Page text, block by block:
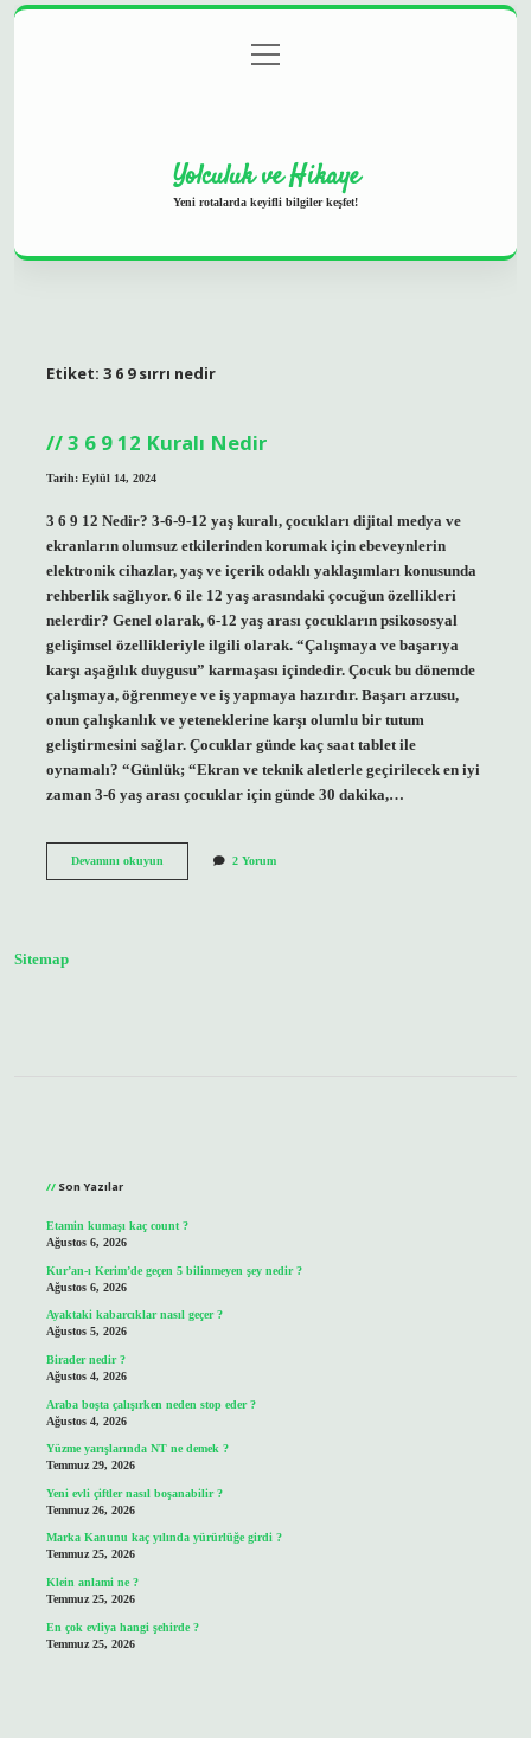
Gizlilik Politikası
menüyü
aç
Yolculuk ve Hikaye
Yeni rotalarda keyifli bilgiler keşfet!
Etiket: 3 6 9 sırrı nedir
3 6 9 12 Kuralı Nedir
Tarih: Eylül 14, 2024
3 6 9 12 Nedir? 3-6-9-12 yaş kuralı, çocukları dijital medya ve
ekranların olumsuz etkilerinden korumak için ebeveynlerin
elektronik cihazlar, yaş ve içerik odaklı yaklaşımları konusunda
rehberlik sağlıyor. 6 ile 12 yaş arasındaki çocuğun özellikleri
nelerdir? Genel olarak, 6-12 yaş arası çocukların psikososyal
gelişimsel özellikleriyle ilgili olarak. “Çalışmaya ve başarıya
karşı aşağılık duygusu” karmaşası içindedir. Çocuk bu dönemde
çalışmaya, öğrenmeye ve iş yapmaya hazırdır. Başarı arzusu,
onun çalışkanlık ve yeteneklerine karşı olumlu bir tutum
geliştirmesini sağlar. Çocuklar günde kaç saat tablet ile
oynamalı? “Günlük; “Ekran ve teknik aletlerle geçirilecek en iyi
zaman 3-6 yaş arası çocuklar için günde 30 dakika,…
Devamını okuyun3
2 Yorum
Sitemap
Son Yazılar
Etamin kumaşı kaç count ?
Ağustos 6, 2026
Kur’an-ı Kerim’de geçen 5 bilinmeyen şey nedir ?
Ağustos 6, 2026
Ayaktaki kabarcıklar nasıl geçer ?
Ağustos 5, 2026
Birader nedir ?
Ağustos 4, 2026
Araba boşta çalışırken neden stop eder ?
Ağustos 4, 2026
Yüzme yarışlarında NT ne demek ?
Temmuz 29, 2026
Yeni evli çiftler nasıl boşanabilir ?
Temmuz 26, 2026
Marka Kanunu kaç yılında yürürlüğe girdi ?
Temmuz 25, 2026
Klein anlami ne ?
Temmuz 25, 2026
En çok evliya hangi şehirde ?
Temmuz 25, 2026